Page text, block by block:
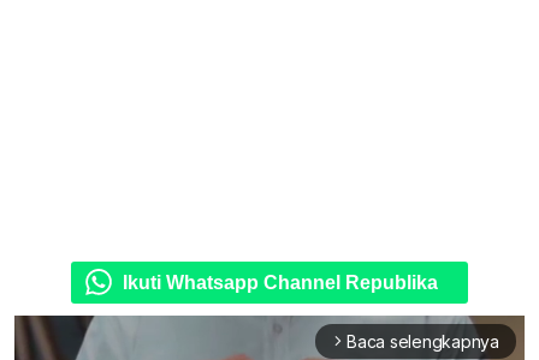
Ikuti Whatsapp Channel Republika
arrow_forward_ios Baca selengkapnya